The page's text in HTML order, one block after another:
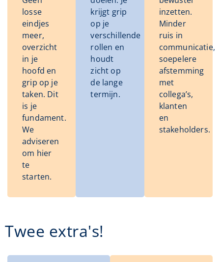
losse
eindjes
meer,
overzicht
in je
hoofd en
grip op je
taken. Dit
is je
fundament.
We
adviseren
om hier
te
starten.
krijgt grip
op je
verschillende
rollen en
houdt
zicht op
de lange
termijn.
inzetten.
Minder
ruis in
communicatie,
soepelere
afstemming
met
collega’s,
klanten
en
stakeholders.
Twee extra's!